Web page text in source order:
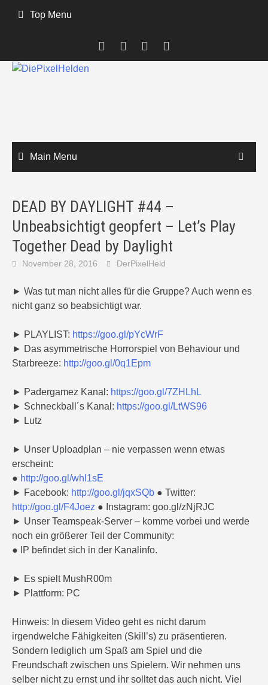
Top Menu
Main Menu
DEAD BY DAYLIGHT #44 –
Unbeabsichtigt geopfert – Let’s Play
Together Dead by Daylight
November 28, 2016 DerPixelHeld
► Was tut man nicht alles für die Gruppe? Auch wenn es
nicht ganz so beabsichtigt war.
► PLAYLIST: https://goo.gl/pYcWrF
► Das asymmetrische Horrorspiel von Behaviour und
Starbreeze: http://goo.gl/0q1Epm
► Padergamez Kanal: https://goo.gl/7ZHLhL
► Schneckball´s Kanal: https://goo.gl/LtWS96
► Lutz
► Unser Uploadplan – nie verpassen wenn etwas
erscheint:
● http://goo.gl/whl1sE
► Facebook: http://goo.gl/jqxSQb ● Twitter:
http://goo.gl/F4Joez ● Instagram: goo.gl/zNjRJC
► Unser Teamspeak-Server – komme vorbei und werde
noch ein größerer Teil der Community:
● IP befindet sich in der Kanalinfo.
► Es spielt MushR00m
► Plattform: PC
Hinweis: In diesem Video geht es nicht darum
irgendwelche Fähigkeiten (Skill’s) zu präsentieren.
Sondern lediglich um Spaß am Spiel und die
Freundschaft zwischen uns Spielern. Wir nehmen uns
selber nicht zu ernst und ihr solltet das auch nicht. Viel